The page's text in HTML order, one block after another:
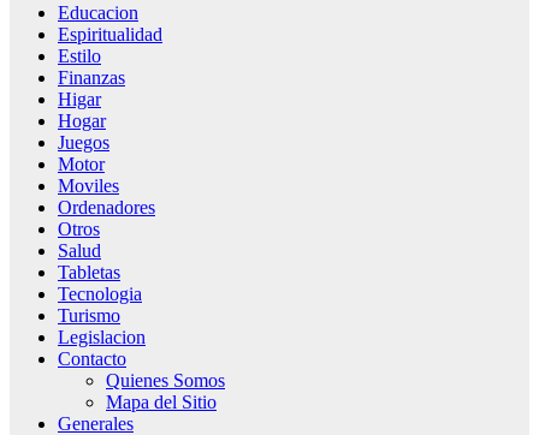
Educacion
Espiritualidad
Estilo
Finanzas
Higar
Hogar
Juegos
Motor
Moviles
Ordenadores
Otros
Salud
Tabletas
Tecnologia
Turismo
Legislacion
Contacto
Quienes Somos
Mapa del Sitio
Generales